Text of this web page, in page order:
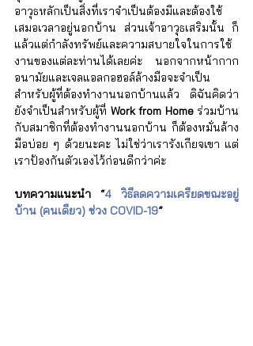
อาวุธหลักเป็นสิ่งที่เราจำเป็นต้องมีและต้องใช้
เสมอเวลาอยู่นอกบ้าน ส่วนเจ้าอาวุธเสริมนั้น ก็
แล้วแต่กำลังทรัพย์และความสบายใจในการใช้
งานของแต่ละท่านได้เลยค่ะ นอกจากหน้ากาก
อนามัยและเจลแอลกอฮอล์ล้างมือจะจำเป็น
สำหรับผู้ที่ต้องทำงานนอกบ้านแล้ว ดิฉันคิดว่า
ยังจำเป็นสำหรับผู้ที่ Work from Home ร่วมบ้าน
กับสมาชิกที่ต้องทำงานนอกบ้าน ก็ต้องหมั่นล้าง
มือบ่อย ๆ ด้วยนะคะ ไม่ใช่ว่าเรารังเกียจเขา แต่
เราป้องกันตัวเองไว้ก่อนดีกว่าค่ะ
บทความแนะนำ “4 วิธีลดความเครียดขณะอยู่
บ้าน (คนเดียว) ช่วง COVID-19”